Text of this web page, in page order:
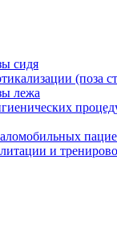
сидя
(поза
лежа
и